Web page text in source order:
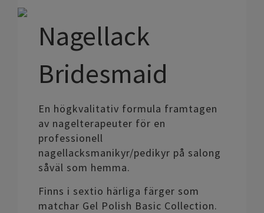
Nagellack
Bridesmaid
En högkvalitativ formula framtagen
av nagelterapeuter för en
professionell
nagellacksmanikyr/pedikyr på salong
såväl som hemma.
Finns i sextio härliga färger som
matchar Gel Polish Basic Collection.